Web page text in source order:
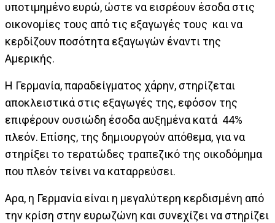
υποτιμημένο ευρώ, ώστε να εισρέουν έσοδα στις
οικονομίες τους από τις εξαγωγές τους και να
κερδίζουν ποσότητα εξαγωγών έναντι της
Αμερικής.
Η Γερμανία, παραδείγματος χάρην, στηρίζεται
αποκλειστικά στις εξαγωγές της, εφόσον της
επιφέρουν ουσιώδη έσοδα αυξημένα κατά 44%
πλεόν. Επίσης, της δημιουργούν απόθεμα, για να
στηρίξει το τερατώδες τραπεζικό της οικοδόμημα
που πλεόν τείνει να καταρρεύσει.
Αρα, η Γερμανία είναι η μεγαλύτερη κερδισμένη από
την κρίση στην ευρωζώνη και συνεχίζει να στηρίζει